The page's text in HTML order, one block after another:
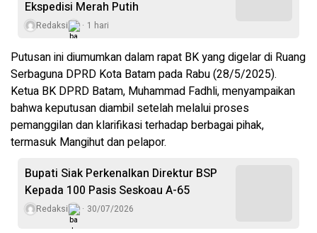
Ekspedisi Merah Putih
Redaksi 1 hari
Putusan ini diumumkan dalam rapat BK yang digelar di Ruang
Serbaguna DPRD Kota Batam pada Rabu (28/5/2025).
Ketua BK DPRD Batam, Muhammad Fadhli, menyampaikan
bahwa keputusan diambil setelah melalui proses
pemanggilan dan klarifikasi terhadap berbagai pihak,
termasuk Mangihut dan pelapor.
Bupati Siak Perkenalkan Direktur BSP
Kepada 100 Pasis Seskoau A-65
Redaksi 30/07/2026